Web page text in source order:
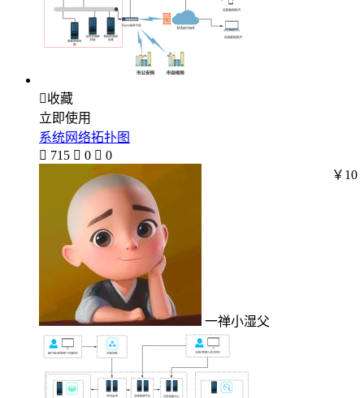
收藏
立即使用
系统网络拓扑图
 715  0  0
一禅小湿父
￥10